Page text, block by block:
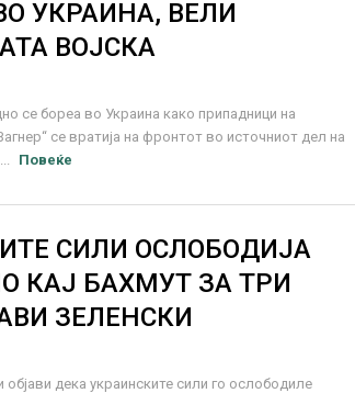
УКРАИНА, ВЕЛИ
ВОЈСКА
се бореа во Украина како припадници на
се вратија на фронтот во источниот дел на
Повеќе
СИЛИ ОСЛОБОДИЈА
КАЈ БАХМУТ ЗА ТРИ
ЗЕЛЕНСКИ
дека украинските сили го ослободиле